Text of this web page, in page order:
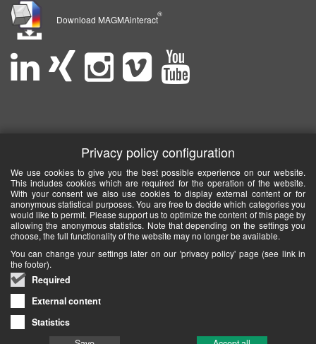
Download MAGMAinteract
®
Privacy policy configuration
We use cookies to give you the best possible experience on our website.
This includes cookies which are required for the operation of the website.
With your consent we also use cookies to display external content or for
anonymous statistical purposes. You are free to decide which categories you
would like to permit. Please support us to optimize the content of this page by
allowing the anonymous statistics. Note that depending on the settings you
choose, the full functionality of the website may no longer be available.
You can change your settings later on our 'privacy policy' page (see link in
the footer).
Required
External content
Statistics